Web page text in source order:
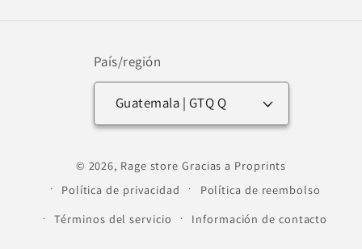
País/región
Guatemala | GTQ Q
© 2026, Rage store Gracias a Proprints
Política de privacidad
Política de reembolso
Términos del servicio
Información de contacto